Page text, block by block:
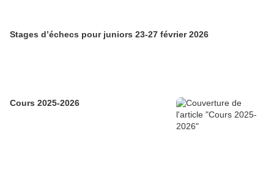
Stages d’échecs pour juniors 23-27 février 2026
Cours 2025-2026